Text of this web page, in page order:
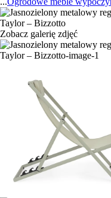
Zobacz galerię zdjęć